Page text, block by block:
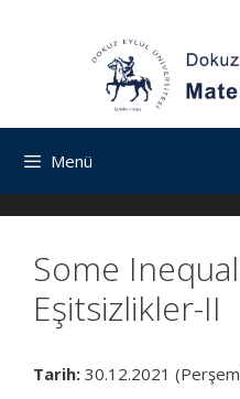
Menü
Some
Eşitsizlikler-II
Tarih: 30.12.2021